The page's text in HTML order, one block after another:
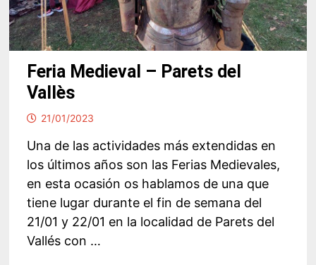
Feria Medieval – Parets del
Vallès
21/01/2023
Una de las actividades más extendidas en
los últimos años son las Ferias Medievales,
en esta ocasión os hablamos de una que
tiene lugar durante el fin de semana del
21/01 y 22/01 en la localidad de Parets del
Vallés con …